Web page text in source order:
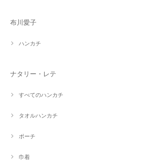
布川愛子
ハンカチ
ナタリー・レテ
すべてのハンカチ
タオルハンカチ
ポーチ
巾着